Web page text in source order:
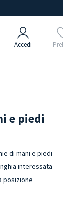
Accedi
e piedi
di mani e piedi
interessata
posizione